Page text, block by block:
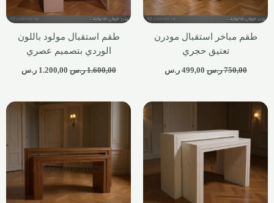
طقم مباخر استقبال مودرن
تعتيق حجري
750,00 ر.س 499,00 ر.س
طقم استقبال مولود باللون
الوردي بتصميم عصري
1.600,00 ر.س 1.200,00 ر.س